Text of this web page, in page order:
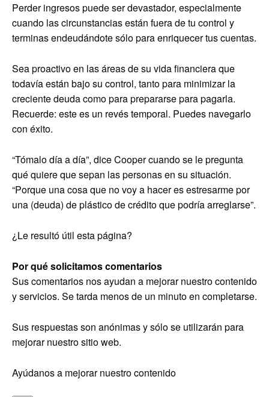
Perder ingresos puede ser devastador, especialmente
cuando las circunstancias están fuera de tu control y
terminas endeudándote sólo para enriquecer tus cuentas.
Sea proactivo en las áreas de su vida financiera que
todavía están bajo su control, tanto para minimizar la
creciente deuda como para prepararse para pagarla.
Recuerde: este es un revés temporal. Puedes navegarlo
con éxito.
“Tómalo día a día”, dice Cooper cuando se le pregunta
qué quiere que sepan las personas en su situación.
“Porque una cosa que no voy a hacer es estresarme por
una (deuda) de plástico de crédito que podría arreglarse”.
¿Le resultó útil esta página?
Por qué solicitamos comentarios
Sus comentarios nos ayudan a mejorar nuestro contenido
y servicios. Se tarda menos de un minuto en completarse.
Sus respuestas son anónimas y sólo se utilizarán para
mejorar nuestro sitio web.
Ayúdanos a mejorar nuestro contenido